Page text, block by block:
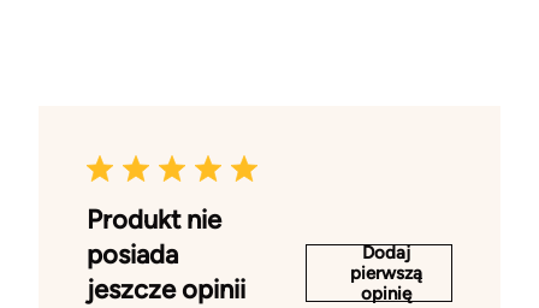
Produkt nie
posiada
jeszcze opinii
Dodaj
pierwszą
opinię